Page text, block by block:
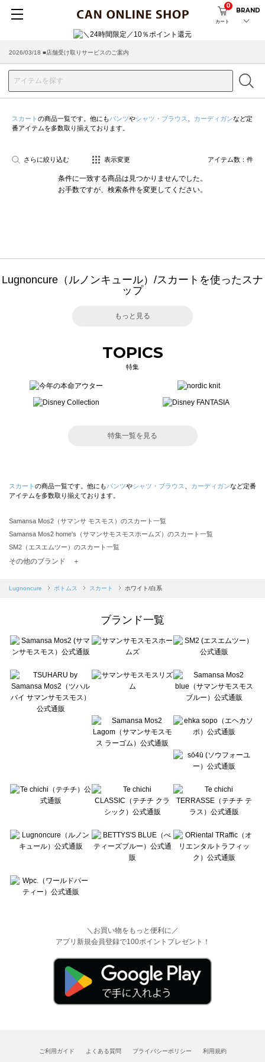
カート
0
BRAND
2026/03/18 ■店舗受け取りサービスのご案内
スカート の商品一覧です。他にもパンツやシャツ・ブラウス カーディガンなど定
番アイテムを多数取り揃えております。
さらに絞り込む 表示変更 アイテム数： 件
条件に一致する商品は見つかりませんでした。
お手数ですが、検索条件を変更してください。
Lugnoncure（ルノンキュール）/スカートを使ったスナ
ップ
もっと見る
TOPICS
特集
特集一覧を見る
スカート の商品一覧です。他にもパンツやシャツ・ブラウス カーディガンなど定番
アイテムを多数取り揃えております。
Samansa Mos2（サマンサ モスモス）のスカート一覧
Samansa Mos2 home's（サマンサモスモスホームズ）のスカート一覧
SM2（エスエムツー）のスカート一覧
TSUHARU by Samansa Mos2（ツハルバイサマンサモスモス）のスカート一覧
Samansa Mos2 blue（サマンサモスモス ブルー）のスカート一覧
sō4ū（ソウフォーユー）のスカート一覧
Te chichi（テチチ）のスカート一覧
Te chichi CLASSIC（テチチ クラシック）のスカート一覧
Lugnoncure（ルノンキュール）のスカート一覧
BETTY'S BLUE（べティーズブルー）のスカート一覧
Wpc.（ワールドパーティー）のスカート一覧
その他のブランド ＋
Lugnoncure ボトムス スカート ホワイト/白系
ブランド一覧
＼お買い物をもっと便利に／
アプリ新規会員登録で100ポイントプレゼント！
ご利用ガイド よくある質問 プライバシーポリシー 利用規約